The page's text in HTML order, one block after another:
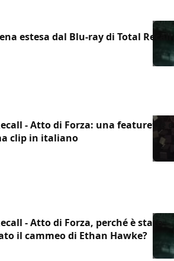
estesa dal Blu-ray di Total Recall
- Atto di Forza: una featurette e
clip in italiano
- Atto di Forza, perché è stato
il cammeo di Ethan Hawke?